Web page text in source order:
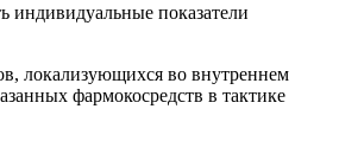
индивидуальные показатели
локализующихся во внутреннем
фармокосредств в тактике